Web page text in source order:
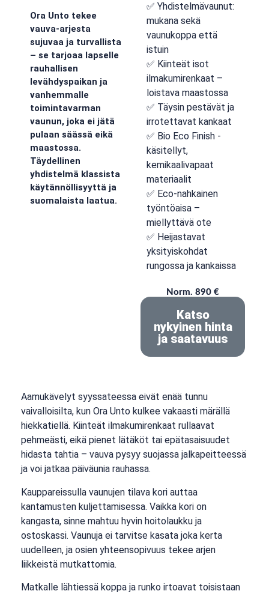
Ora Unto tekee
vauva-arjesta
sujuvaa ja turvallista
– se tarjoaa lapselle
rauhallisen
levähdyspaikan ja
vanhemmalle
toimintavarman
vaunun, joka ei jätä
pulaan säässä eikä
maastossa.
Täydellinen
yhdistelmä klassista
käytännöllisyyttä ja
suomalaista laatua.
✅ Yhdistelmävaunut:
mukana sekä
vaunukoppa että
istuin
✅ Kiinteät isot
ilmakumirenkaat –
loistava maastossa
✅ Täysin pestävät ja
irrotettavat kankaat
✅ Bio Eco Finish -
käsitellyt,
kemikaalivapaat
materiaalit
✅ Eco-nahkainen
työntöaisa –
miellyttävä ote
✅ Heijastavat
yksityiskohdat
rungossa ja kankaissa
Norm. 890 €
Katso
nykyinen hinta
ja saatavuus
Aamukävelyt syyssateessa eivät enää tunnu
vaivalloisilta, kun Ora Unto kulkee vakaasti märällä
hiekkatiellä. Kiinteät ilmakumirenkaat rullaavat
pehmeästi, eikä pienet lätäköt tai epätasaisuudet
hidasta tahtia – vauva pysyy suojassa jalkapeitteessä
ja voi jatkaa päiväunia rauhassa.
Kauppareissulla vaunujen tilava kori auttaa
kantamusten kuljettamisessa. Vaikka kori on
kangasta, sinne mahtuu hyvin hoitolaukku ja
ostoskassi. Vaunuja ei tarvitse kasata joka kerta
uudelleen, ja osien yhteensopivuus tekee arjen
liikkeistä mutkattomia.
Matkalle lähtiessä koppa ja runko irtoavat toisistaan